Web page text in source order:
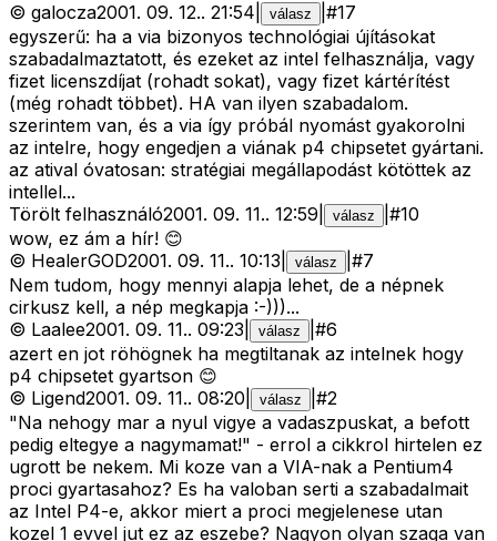
© galocza2001. 09. 12.. 21:54 válasz #17
egyszerű: ha a via bizonyos technológiai újításokat
szabadalmaztatott, és ezeket az intel felhasználja, vagy
fizet licenszdíjat (rohadt sokat), vagy fizet kártérítést
(még rohadt többet). HA van ilyen szabadalom.
szerintem van, és a via így próbál nyomást gyakorolni
az intelre, hogy engedjen a viának p4 chipsetet gyártani.
az atival óvatosan: stratégiai megállapodást kötöttek az
intellel...
Törölt felhasználó2001. 09. 11.. 12:59 válasz #10
wow, ez ám a hír! 😊
© HealerGOD2001. 09. 11.. 10:13 válasz #7
Nem tudom, hogy mennyi alapja lehet, de a népnek
cirkusz kell, a nép megkapja :-)))...
© Laalee2001. 09. 11.. 09:23 válasz #6
azert en jot röhögnek ha megtiltanak az intelnek hogy
p4 chipsetet gyartson 😊
© Ligend2001. 09. 11.. 08:20 válasz #2
"Na nehogy mar a nyul vigye a vadaszpuskat, a befott
pedig eltegye a nagymamat!" - errol a cikkrol hirtelen ez
ugrott be nekem. Mi koze van a VIA-nak a Pentium4
proci gyartasahoz? Es ha valoban serti a szabadalmait
az Intel P4-e, akkor miert a proci megjelenese utan
kozel 1 evvel jut ez az eszebe? Nagyon olyan szaga van